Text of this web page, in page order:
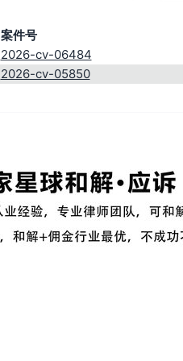
案件号
2026-cv-06484
2026-cv-05850